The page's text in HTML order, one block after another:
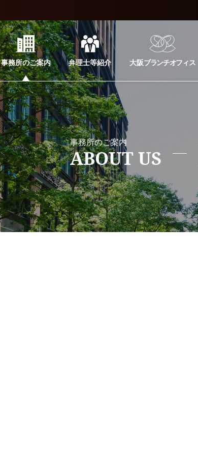
事務所のご案内 弁理士等紹介 大阪ブランチオフィス
事務所のご案内
ABOUT US